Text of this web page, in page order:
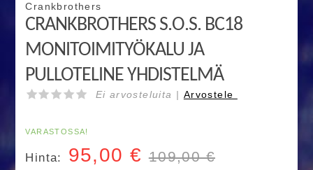
Crankbrothers
CRANKBROTHERS S.O.S. BC18
MONITOIMITYÖKALU JA
PULLOTELINE YHDISTELMÄ
Ei arvosteluita | Arvostele
VARASTOSSA!
Hinta: 95,00 € 109,00 €